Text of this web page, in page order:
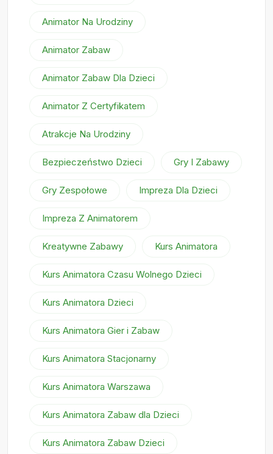
Animator Na Urodziny
Animator Zabaw
Animator Zabaw Dla Dzieci
Animator Z Certyfikatem
Atrakcje Na Urodziny
Bezpieczeństwo Dzieci Gry I Zabawy
Gry Zespołowe Impreza Dla Dzieci
Impreza Z Animatorem
Kreatywne Zabawy Kurs Animatora
Kurs Animatora Czasu Wolnego Dzieci
Kurs Animatora Dzieci
Kurs Animatora Gier i Zabaw
Kurs Animatora Stacjonarny
Kurs Animatora Warszawa
Kurs Animatora Zabaw dla Dzieci
Kurs Animatora Zabaw Dzieci